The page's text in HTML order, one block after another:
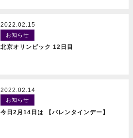
2022.02.15
お知らせ
北京オリンピック 12日目
2022.02.14
お知らせ
今日2月14日は 【バレンタインデー】